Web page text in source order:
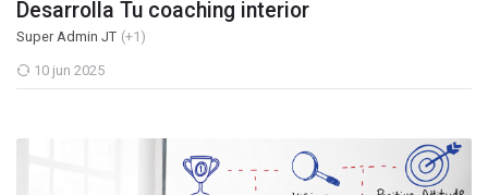
Desarrolla Tu coaching interior
Super Admin JT (+1)
10 jun 2025